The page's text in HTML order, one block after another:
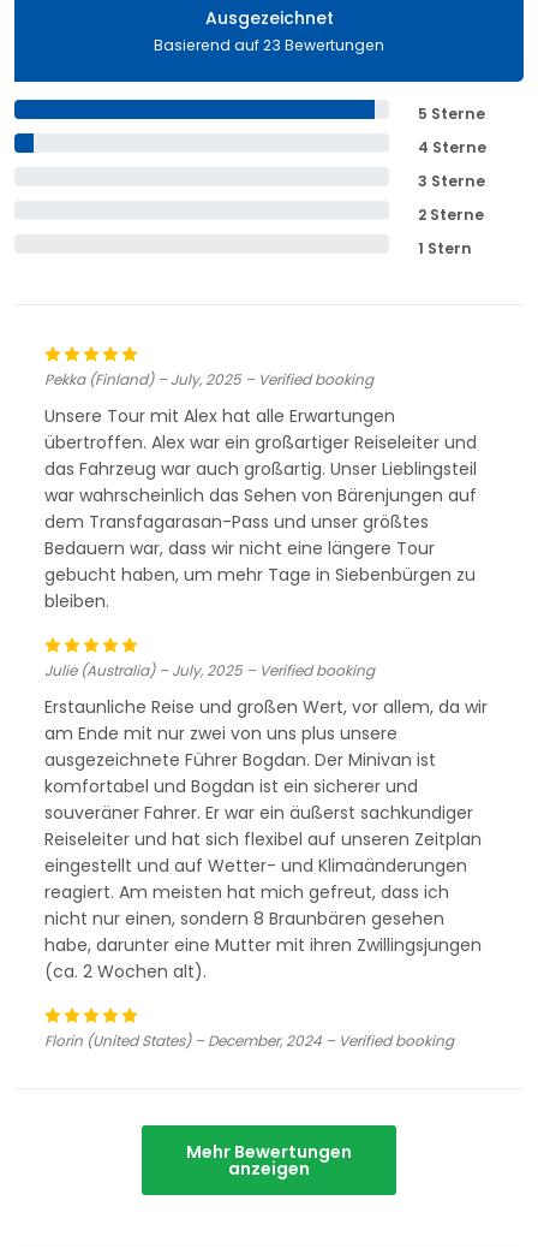
Ausgezeichnet
Basierend auf 23 Bewertungen
5 Sterne
4 Sterne
3 Sterne
2 Sterne
1 Stern
Pekka (Finland) – July, 2025 – Verified booking
Unsere Tour mit Alex hat alle Erwartungen
übertroffen. Alex war ein großartiger Reiseleiter und
das Fahrzeug war auch großartig. Unser Lieblingsteil
war wahrscheinlich das Sehen von Bärenjungen auf
dem Transfagarasan-Pass und unser größtes
Bedauern war, dass wir nicht eine längere Tour
gebucht haben, um mehr Tage in Siebenbürgen zu
bleiben.
Julie (Australia) – July, 2025 – Verified booking
Erstaunliche Reise und großen Wert, vor allem, da wir
am Ende mit nur zwei von uns plus unsere
ausgezeichnete Führer Bogdan. Der Minivan ist
komfortabel und Bogdan ist ein sicherer und
souveräner Fahrer. Er war ein äußerst sachkundiger
Reiseleiter und hat sich flexibel auf unseren Zeitplan
eingestellt und auf Wetter- und Klimaänderungen
reagiert. Am meisten hat mich gefreut, dass ich
nicht nur einen, sondern 8 Braunbären gesehen
habe, darunter eine Mutter mit ihren Zwillingsjungen
(ca. 2 Wochen alt).
Florin (United States) – December, 2024 – Verified booking
Mehr Bewertungen
anzeigen